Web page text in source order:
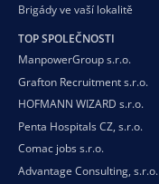
Brigády ve vaší lokalitě
TOP SPOLEČNOSTI
ManpowerGroup s.r.o.
Grafton Recruitment s.r.o.
HOFMANN WIZARD s.r.o.
Penta Hospitals CZ, s.r.o.
Comac jobs s.r.o.
Advantage Consulting, s.r.o.